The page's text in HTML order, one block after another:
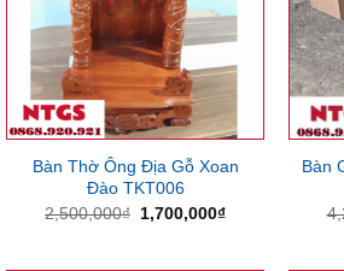
Bàn Thờ Ông Địa Gỗ Xoan
Đào TKT006
2,500,000₫ Giá
1,700,000₫Giá
Bàn